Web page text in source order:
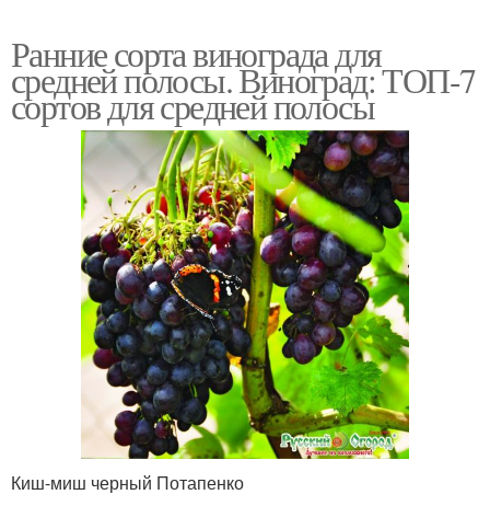
Ранние сорта винограда для
средней полосы. Виноград: ТОП-7
сортов для средней полосы
Киш-миш черный Потапенко